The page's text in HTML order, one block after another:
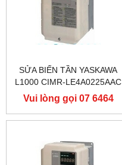
SỬA BIẾN TẦN YASKAWA
L1000 CIMR-LE4A0225AAC
400V 110KW, BIẾN TẦN
YASKAWA L1000
Vui lòng gọi 07 6464
9556